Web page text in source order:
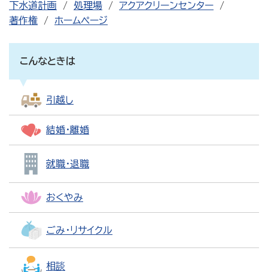
下水道計画
処理場
アクアクリーンセンター
著作権
ホームページ
こんなときは
引越し
結婚・離婚
就職・退職
おくやみ
ごみ・リサイクル
相談